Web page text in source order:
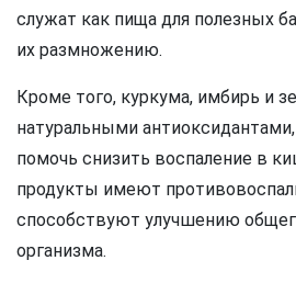
служат как пища для полезных
их размножению.
Кроме того, куркума, имбирь и
натуральными
помочь снизить воспаление в
продукты имеют
способствуют улучшению
организма.